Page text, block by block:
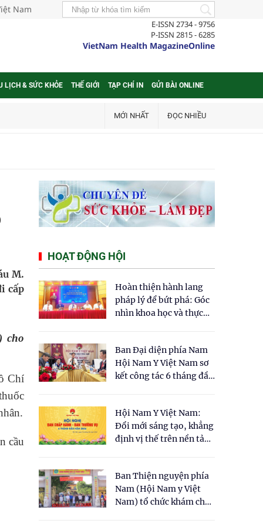
Nam
E-ISSN 2734 - 9756
P-ISSN 2815 - 6285
VietNam Health MagazineOnline
LỊCH & SỨC KHỎE THẾ GIỚI TẠP CHÍ IN GỬI BÀI ONLINE
MỚI NHẤT ĐỌC NHIỀU
M.
cấp
cho
Chí
cầu
HOẠT ĐỘNG HỘI
Hoàn thiện hành lang
pháp lý để bứt phá: Góc
nhìn khoa học và thực
cho Luật Y dược cổ
truyền Việt Nam"
Ban Đại diện phía Nam
Hội Nam Y Việt Nam sơ
kết công tác 6 tháng đầu
Hội Nam Y Việt Nam:
Đổi mới sáng tạo, khẳng
định vị thế trên nền tảng
Ban Thiện nguyện phía
Nam (Hội Nam y Việt
Nam) tổ chức khám chữa